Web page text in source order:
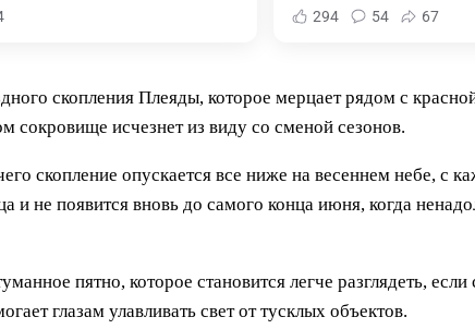
294 54 67
скопления Плеяды, которое мерцает рядом с
сокровище исчезнет из виду со сменой сезонов.
скопление опускается все ниже на весеннем небе, с
и не появится вновь до самого конца июня, когда
пятно, которое становится легче разглядеть, если
глазам улавливать свет от тусклых объектов.